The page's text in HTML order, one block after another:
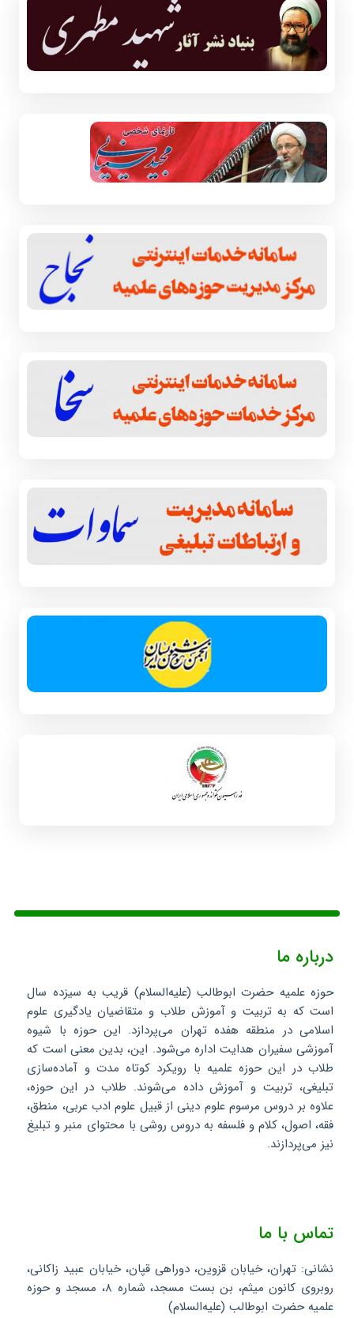
درباره ما
حوزه علمیه حضرت ابوطالب (علیه‌السلام) قریب به سیزده سال
است که به تربیت و آموزش طلاب و متقاضیان یادگیری علوم
اسلامی در منطقه هفده تهران می‌پردازد. این حوزه با شیوه
آموزشی سفیران هدایت اداره می‌شود. این، بدین معنی است که
طلاب در این حوزه علمیه با رویکرد کوتاه مدت و آماده‌سازی
تبلیغی، تربیت و آموزش داده می‌شوند. طلاب در این حوزه،
علاوه بر دروس مرسوم علوم دینی از قبیل علوم ادب عربی، منطق،
فقه، اصول، کلام و فلسفه به دروس روشی با محتوای منبر و تبلیغ
نیز می‌پردازند.
تماس با ما
نشانی: تهران، خیابان قزوین، دوراهی قپان، خیابان عبید زاکانی،
روبروی کانون میثم، بن بست مسجد، شماره ۸، مسجد و حوزه
علمیه حضرت ابوطالب (علیه‌السلام)